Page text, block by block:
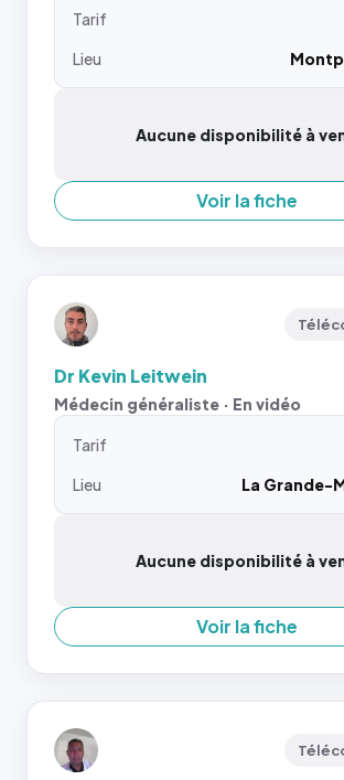
Tarif
Lieu
Aucune disponibilité à
Voir la fiche
Dr Kevin Leitwein
Médecin généraliste · En vidéo
Tarif
Lieu
La Grande-
Aucune disponibilité à
Voir la fiche